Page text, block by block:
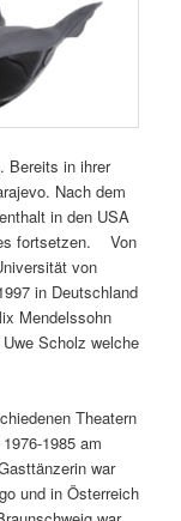
Bereits in ihrer
Nach dem
in den USA
fortsetzen. Von
von
in Deutschland
Mendelssohn
Scholz welche
Theatern
1985 am
war
und in Österreich